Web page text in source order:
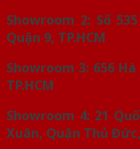
Showroom 2: Số
Quận 9, TP.HCM
Showroom 3: 656
TP.HCM
Showroom 4: 21
Xuân, Quận Thủ Đức,